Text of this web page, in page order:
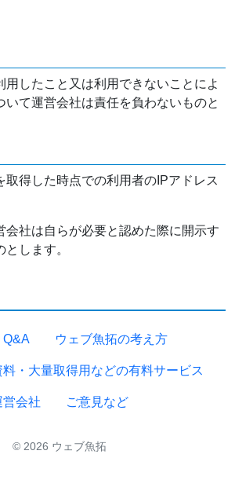
用したこと又は利用できないことによ
いて運営会社は責任を負わないものと
取得した時点での利用者のIPアドレス
会社は自らが必要と認めた際に開示す
します。
Q&A ウェブ魚拓の考え方
料・大量取得用などの有料サービス
営会社 ご意見など
© 2026 ウェブ魚拓